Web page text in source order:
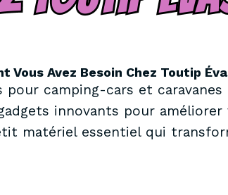
Vous Avez Besoin Chez Toutip
camping-cars et
innovants pour
matériel essentiel qui